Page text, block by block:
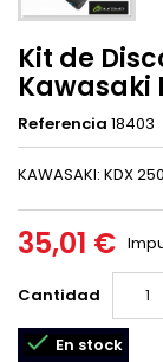
Kit de
Kawasaki
Referencia 18403
KAWASAKI: KDX
35,01 €
Cantidad
 En stock